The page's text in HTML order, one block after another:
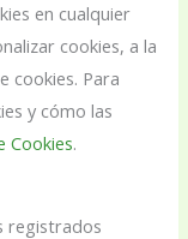
en cualquier
cookies, a la
cookies. Para
y cómo las
Cookies.
registrados